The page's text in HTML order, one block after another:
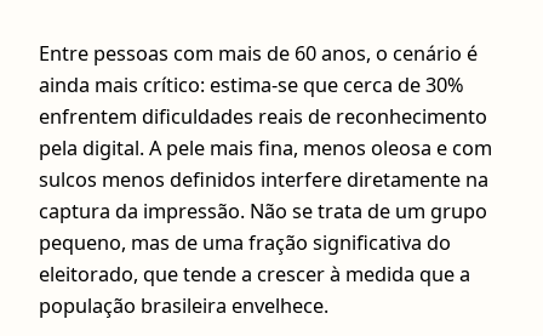
Entre pessoas com mais de 60 anos, o cenário é
ainda mais crítico: estima-se que cerca de 30%
enfrentem dificuldades reais de reconhecimento
pela digital. A pele mais fina, menos oleosa e com
sulcos menos definidos interfere diretamente na
captura da impressão. Não se trata de um grupo
pequeno, mas de uma fração significativa do
eleitorado, que tende a crescer à medida que a
população brasileira envelhece.